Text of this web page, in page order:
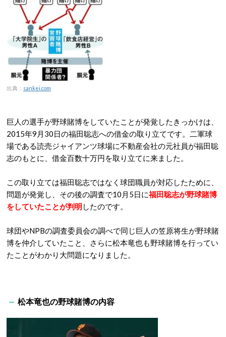
出典： sankei.com
巨人の選手が野球賭博をしていたことが発覚したきっかけは、
2015年9月30日の福田聡志への借金の取り立てです。二軍球
場である読売ジャイアンツ球場に不動産会社の元社員が福田聡
志のもとに、借金百数十万円を取り立てに来ました。
この取り立ては福田聡志ではなく球団職員が対応したために、
問題が発覚し、その後の調査で10月5日に福田聡志が野球賭博
をしていたことが判明 したのです。
球団やNPBの調査委員会の調べで同じ巨人の笠原将生が野球賭
博を仲介していたこと、さらに松本竜也も野球賭博を行ってい
たことがわかり大問題になりました。
松本竜也の野球賭博の内容